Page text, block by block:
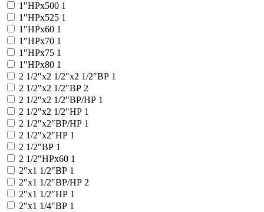
1″НРx500 1
1″НРx525 1
1″НРx60 1
1″НРx70 1
1″НРx75 1
1″НРx80 1
2 1/2″x2 1/2″x2 1/2″ВР 1
2 1/2″x2 1/2″ВР 2
2 1/2″x2 1/2″ВР/НР 1
2 1/2″x2 1/2″НР 1
2 1/2″x2″ВР/НР 1
2 1/2″x2″НР 1
2 1/2″ВР 1
2 1/2″НРx60 1
2″x1 1/2″ВР 1
2″x1 1/2″ВР/НР 2
2″x1 1/2″НР 1
2″x1 1/4″ВР 1